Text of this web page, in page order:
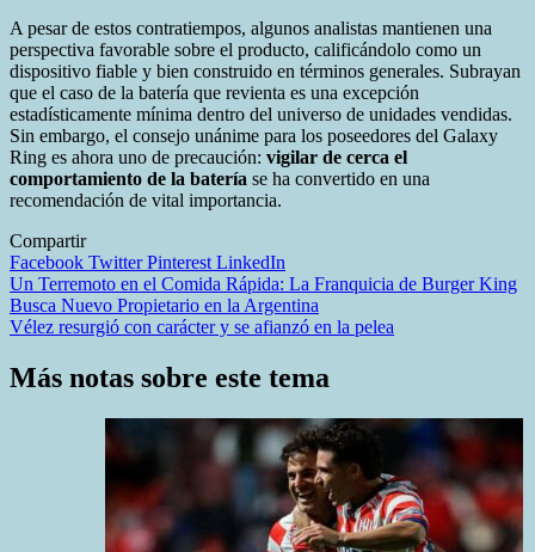
A pesar de estos contratiempos, algunos analistas mantienen una
perspectiva favorable sobre el producto, calificándolo como un
dispositivo fiable y bien construido en términos generales. Subrayan
que el caso de la batería que revienta es una excepción
estadísticamente mínima dentro del universo de unidades vendidas.
Sin embargo, el consejo unánime para los poseedores del Galaxy
Ring es ahora uno de precaución: vigilar de cerca el
comportamiento de la batería se ha convertido en una
recomendación de vital importancia.
Compartir
Facebook TwitterPinterest LinkedIn
Navegación
de
Un Terremoto en el Comida Rápida: La Franquicia de Burger King
Busca Nuevo Propietario en la Argentina
Vélez resurgió con carácter y se afianzó en la pelea
Más notas sobre este tema